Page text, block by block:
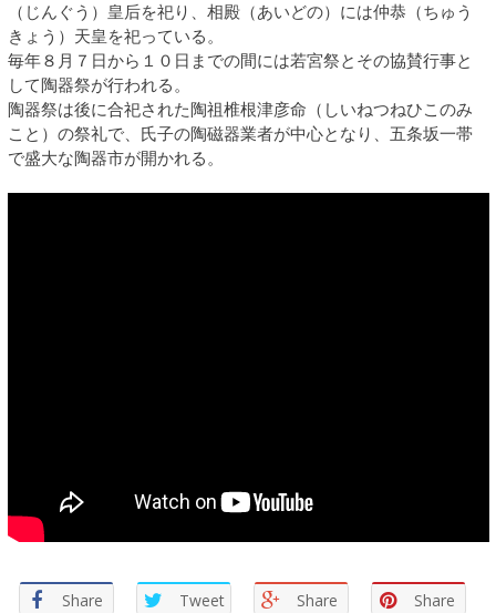
（じんぐう）皇后を祀り、相殿（あいどの）には仲恭（ちゅう
きょう）天皇を祀っている。
毎年８月７日から１０日までの間には若宮祭とその協賛行事と
して陶器祭が行われる。
陶器祭は後に合祀された陶祖椎根津彦命（しいねつねひこのみ
こと）の祭礼で、氏子の陶磁器業者が中心となり、五条坂一帯
で盛大な陶器市が開かれる。
Share Tweet Share Share